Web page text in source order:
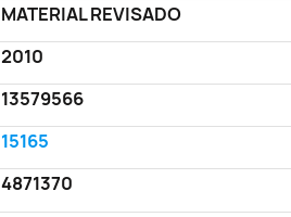
MATERIAL REVISADO
2010
13579566
15165
4871370